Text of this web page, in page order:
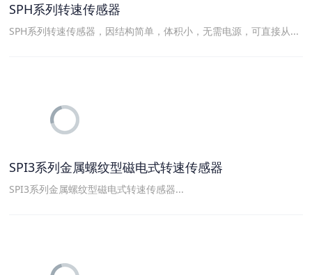
SPH系列转速传感器
SPH系列转速传感器，因结构简单，体积小，无需电源，可直接从...
SPI3系列金属螺纹型磁电式转速传感器
SPI3系列金属螺纹型磁电式转速传感器...